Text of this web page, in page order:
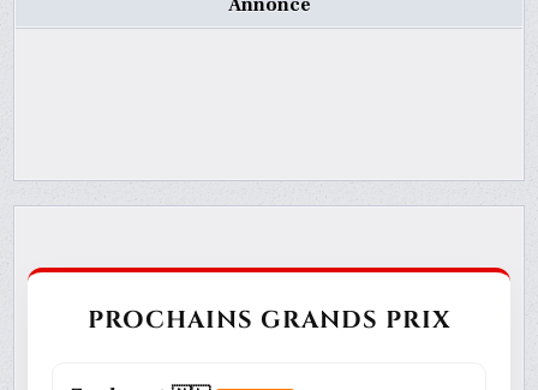
Annonce
PROCHAINS GRANDS PRIX